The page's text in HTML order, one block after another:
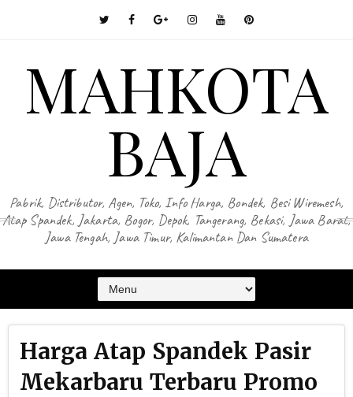
MAHKOTA
BAJA
Pabrik, Distributor, Agen, Toko, Info Harga, Bondek, Besi Wiremesh,
Atap Spandek, Jakarta, Bogor, Depok, Tangerang, Bekasi, Jawa Barat,
Jawa Tengah, Jawa Timur, Kalimantan Dan Sumatera
Harga Atap Spandek Pasir
Mekarbaru Terbaru Promo